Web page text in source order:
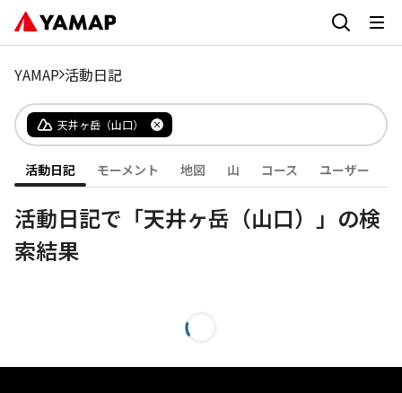
YAMAP 活動日記
天井ヶ岳（山口）
活動日記 モーメント 地図 山 コース ユーザー
活動日記で「天井ヶ岳（山口）」の検
索結果